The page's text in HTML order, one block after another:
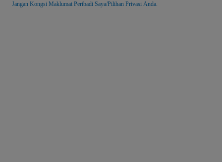
Jangan Kongsi Maklumat Peribadi Saya/Pilihan Privasi Anda.